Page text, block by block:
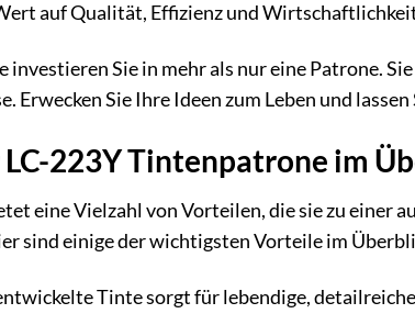
auf Qualität, Effizienz und
Sie in mehr als nur eine Patrone.
Erwecken Sie Ihre Ideen zum Leben und
223Y Tintenpatrone im
eine Vielzahl von Vorteilen, die sie zu einer
sind einige der wichtigsten Vorteile im
Tinte sorgt für lebendige,